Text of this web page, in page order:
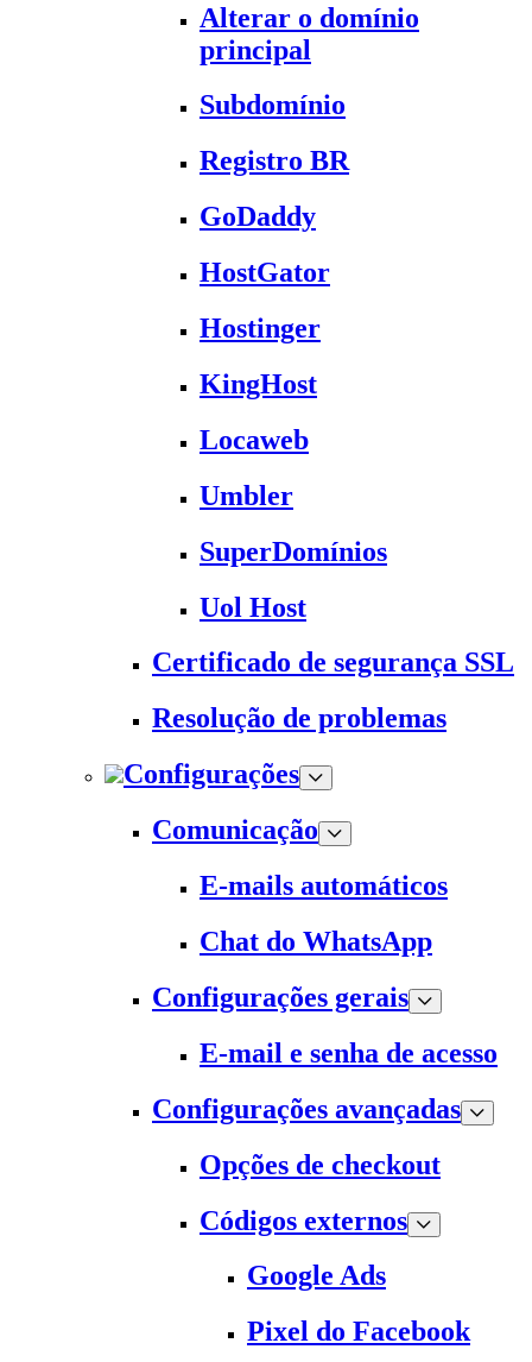
Alterar o domínio
principal
Subdomínio
Registro BR
GoDaddy
HostGator
Hostinger
KingHost
Locaweb
Umbler
SuperDomínios
Uol Host
Certificado de segurança SSL
Resolução de problemas
Configurações
Comunicação
E-mails automáticos
Chat do WhatsApp
Configurações gerais
E-mail e senha de acesso
Configurações avançadas
Opções de checkout
Códigos externos
Google Ads
Pixel do Facebook